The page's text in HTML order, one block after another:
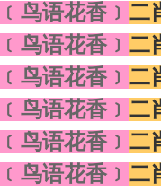
﹝鸟语花香﹞ 二
﹝鸟语花香﹞ 二
﹝鸟语花香﹞ 二
﹝鸟语花香﹞ 二
﹝鸟语花香﹞ 二
﹝鸟语花香﹞ 二